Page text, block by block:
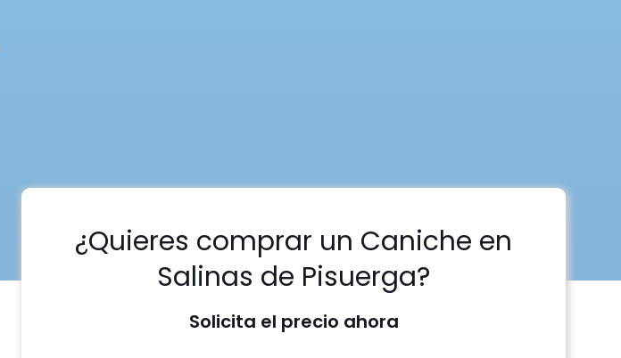
¿Quieres comprar un Caniche en
Salinas de Pisuerga?
Solicita el precio ahora